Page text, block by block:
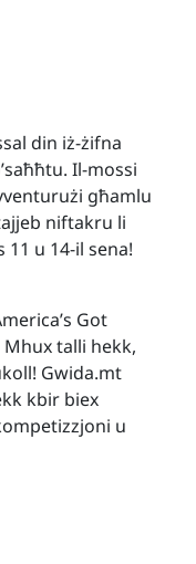
din iż-żifna
Il-mossi
għamlu
niftakru li
u 14-il sena!
Got
talli hekk,
Gwida.mt
kbir biex
u